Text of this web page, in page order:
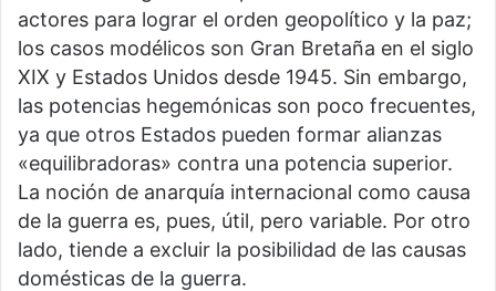
actores para lograr el orden geopolítico y la paz;
los casos modélicos son Gran Bretaña en el siglo
XIX y Estados Unidos desde 1945. Sin embargo,
las potencias hegemónicas son poco frecuentes,
ya que otros Estados pueden formar alianzas
«equilibradoras» contra una potencia superior.
La noción de anarquía internacional como causa
de la guerra es, pues, útil, pero variable. Por otro
lado, tiende a excluir la posibilidad de las causas
domésticas de la guerra.